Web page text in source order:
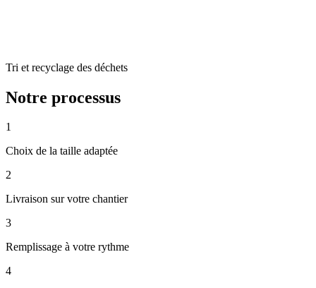
Tri et recyclage des déchets
Notre processus
1
Choix de la taille adaptée
2
Livraison sur votre chantier
3
Remplissage à votre rythme
4